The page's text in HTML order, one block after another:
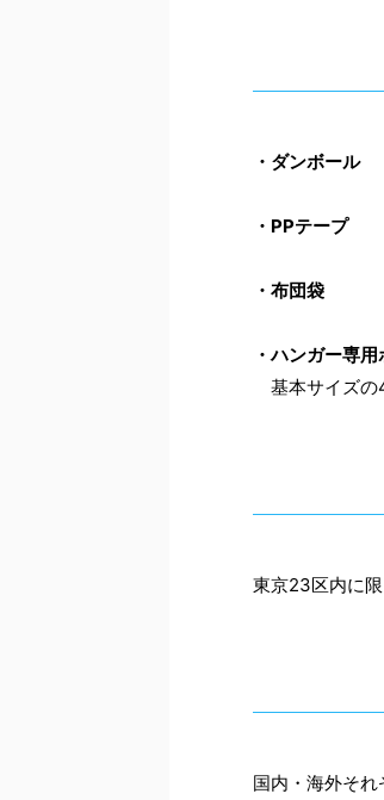
・ダンボール
・PPテープ
・布団袋
・ハンガー専
基本サイズの
東京23区内に限
国内・海外それ